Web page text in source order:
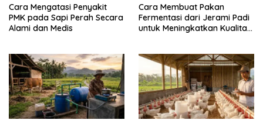
Cara Mengatasi Penyakit
PMK pada Sapi Perah Secara
Alami dan Medis
Cara Membuat Pakan
Fermentasi dari Jerami Padi
untuk Meningkatkan Kualitas